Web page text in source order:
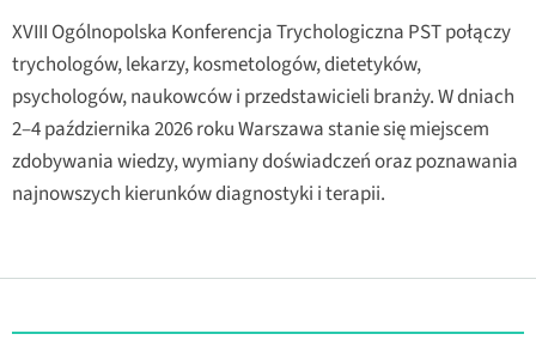
XVIII Ogólnopolska Konferencja Trychologiczna PST połączy
trychologów, lekarzy, kosmetologów, dietetyków,
psychologów, naukowców i przedstawicieli branży. W dniach
2–4 października 2026 roku Warszawa stanie się miejscem
zdobywania wiedzy, wymiany doświadczeń oraz poznawania
najnowszych kierunków diagnostyki i terapii.